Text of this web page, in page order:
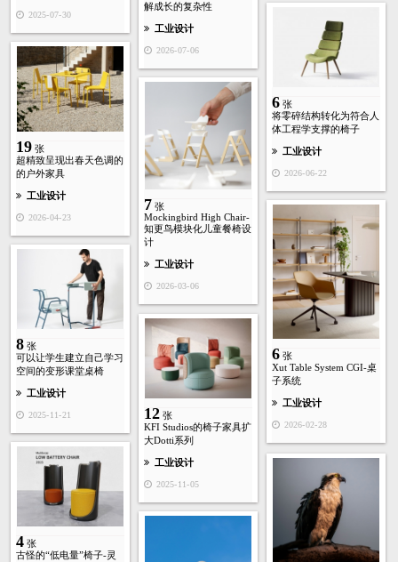
2025-07-30
解成长的复杂性
工业设计
2026-07-06
6 张
将零碎结构转化为符合人
体工程学支撑的椅子
工业设计
2026-06-22
19 张
超精致呈现出春天色调的
的户外家具
工业设计
2026-04-23
7 张
Mockingbird High Chair-
知更鸟模块化儿童餐椅设
计
工业设计
2026-03-06
6 张
Xut Table System CGI-桌
子系统
工业设计
2026-02-28
8 张
可以让学生建立自己学习
空间的变形课堂桌椅
工业设计
2025-11-21 12 张
KFI Studios的椅子家具扩
大Dotti系列
工业设计
2025-11-05
4 张
古怪的“低电量”椅子-灵